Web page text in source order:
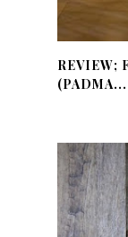
REVIEW;
(PADMA...